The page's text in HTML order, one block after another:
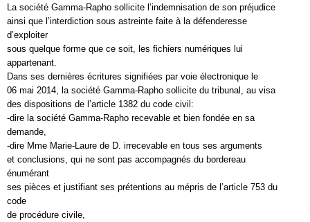
La société Gamma-Rapho sollicite l’indemnisation de son préjudice
ainsi que l’interdiction sous astreinte faite à la défenderesse
d’exploiter
sous quelque forme que ce soit, les fichiers numériques lui
appartenant.
Dans ses dernières écritures signifiées par voie électronique le
06 mai 2014, la société Gamma-Rapho sollicite du tribunal, au visa
des dispositions de l’article 1382 du code civil:
-dire la société Gamma-Rapho recevable et bien fondée en sa
demande,
-dire Mme Marie-Laure de D. irrecevable en tous ses arguments
et conclusions, qui ne sont pas accompagnés du bordereau
énumérant
ses pièces et justifiant ses prétentions au mépris de l’article 753 du
code
de procédure civile,